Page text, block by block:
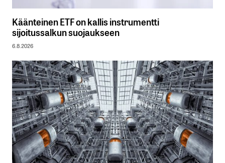
Käänteinen ETF on kallis instrumentti
sijoitussalkun suojaukseen
6.8.2026